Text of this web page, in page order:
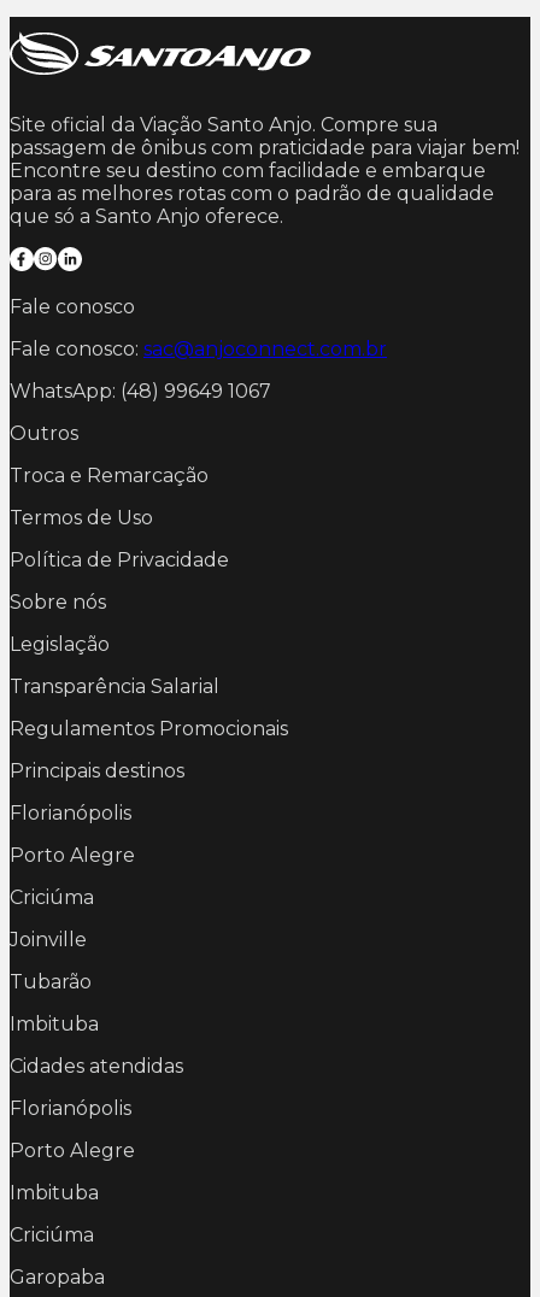
Site oficial da Viação Santo Anjo. Compre sua
passagem de ônibus com praticidade para viajar bem!
Encontre seu destino com facilidade e embarque
para as melhores rotas com o padrão de qualidade
que só a Santo Anjo oferece.
Fale conosco
Fale conosco: sac@anjoconnect.com.br
WhatsApp: (48) 99649 1067
Outros
Troca e Remarcação
Termos de Uso
Política de Privacidade
Sobre nós
Legislação
Transparência Salarial
Regulamentos Promocionais
Principais destinos
Florianópolis
Porto Alegre
Criciúma
Joinville
Tubarão
Imbituba
Cidades atendidas
Florianópolis
Porto Alegre
Imbituba
Criciúma
Garopaba